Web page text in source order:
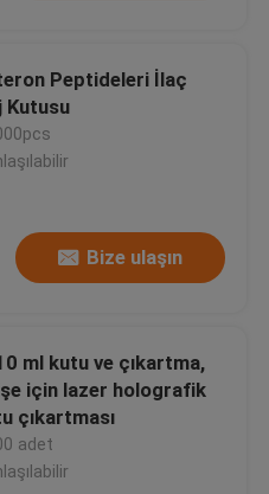
Peptideleri İlaç
Kutusu
Bize ulaşın
ml kutu ve çıkartma,
için lazer holografik
çıkartması
adet